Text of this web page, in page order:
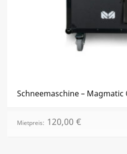
Schneemaschine – Magmatic
Mietpreis: 120,00 €